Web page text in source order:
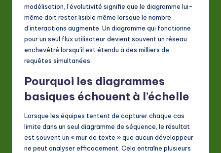
modélisation, l’évolutivité signifie que le diagramme lui-
même doit rester lisible même lorsque le nombre
d’interactions augmente. Un diagramme qui fonctionne
pour un seul flux utilisateur devient souvent un réseau
enchevêtré lorsqu’il est étendu à des milliers de
requêtes simultanées.
Pourquoi les diagrammes
basiques échouent à l’échelle
Lorsque les équipes tentent de capturer chaque cas
limite dans un seul diagramme de séquence, le résultat
est souvent un « mur de texte » que aucun développeur
ne peut analyser efficacement. Cela entraîne plusieurs